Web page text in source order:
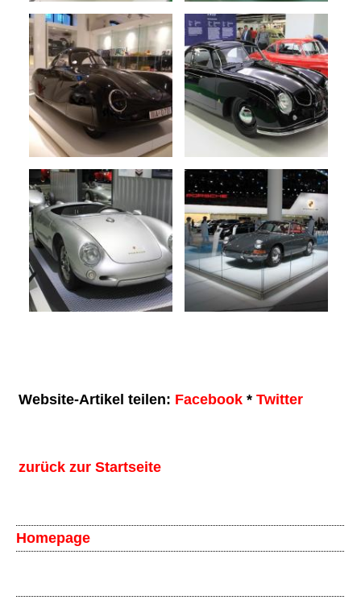
Website-Artikel teilen: Facebook* Twitter
zurück zur Startseite
Homepage